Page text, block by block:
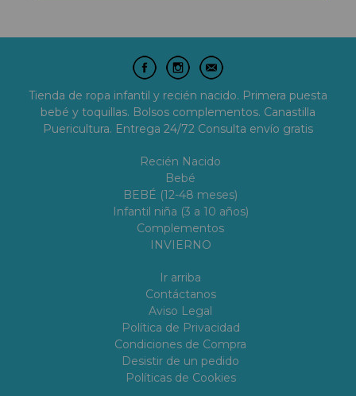
Tienda de ropa infantil y recién nacido. Primera puesta
bebé y toquillas. Bolsos complementos. Canastilla
Puericultura. Entrega 24/72 Consulta envío gratis
Recién Nacido
Bebé
BEBÉ (12-48 meses)
Infantil niña (3 a 10 años)
Complementos
INVIERNO
Ir arriba
Contáctanos
Aviso Legal
Política de Privacidad
Condiciones de Compra
Desistir de un pedido
Políticas de Cookies